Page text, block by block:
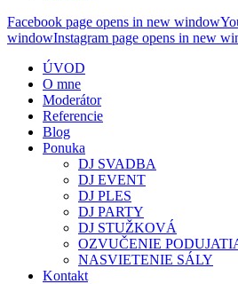
Facebook page opens in new window
windowInstagram page opens in new
ÚVOD
O mne
Moderátor
Referencie
Blog
Ponuka
DJ SVADBA
DJ EVENT
DJ PLES
DJ PARTY
DJ STUŽKOVÁ
OZVUČENIE
NASVIETENIE SÁLY
Kontakt